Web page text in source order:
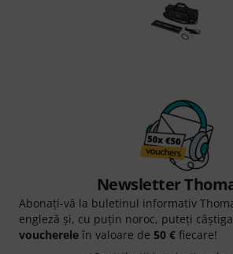
Newsletter
Abonați-vă la buletinul informativ
engleză și, cu puțin noroc, puteți
voucherele în valoare de 50 € fiecare!